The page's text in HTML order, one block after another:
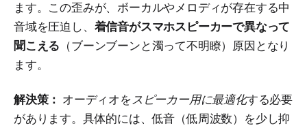
ます。この歪みが、ボーカルやメロディが存在する中
音域を圧迫し、 着信音がスマホスピーカーで異なって
聞こえる （ブーンブーンと濁って不明瞭）原因となり
ます。
解決策： オーディオを スピーカー用に最適化する必要
があります。具体的には、低音（低周波数）を少し抑